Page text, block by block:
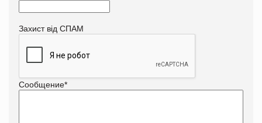
Захист від СПАМ
Сообщение*